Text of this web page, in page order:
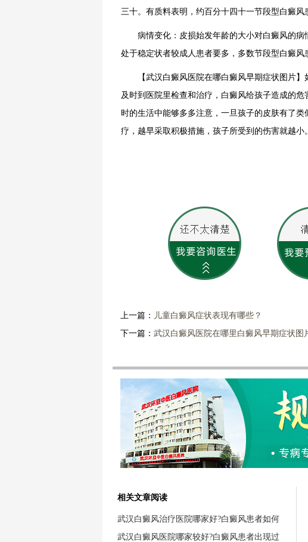
三十。有质料表明，约百分十四十一节段型白癜风
病情变化：皮损始发年龄的大小对白癜风的
处于稳定状者较成人患者要多，多数节段型白癜风
【武汉白癜风医院在哪白癜风早期症状图片
及时到医院里检查和治疗，白癜风给孩子造成的危
时的生活中能够多多注意，一旦孩子的皮肤有了
疗，越早采取积极措施，孩子所受到的伤害就越小。
上一篇： 儿童白癜风症状表现有哪些？
下一篇： 武汉白癜风医院在哪里白癜风早期症状图
相关文章阅读
武汉白癜风治疗医院哪家好?白癜风患者如何
武汉白癜风医院哪家较好?白癜风患者出现过